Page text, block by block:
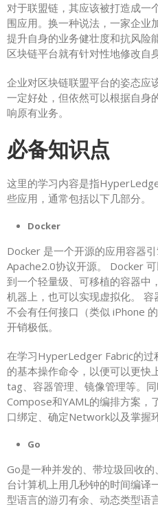
对于联盟链，其应该被打造成一
围应用。换一种说法，一家企业
提升自身的业务健壮度和抗风险
区块链平台就有针对性地修改自
企业对区块链联盟平台的姿态应
一定好处，但依然可以根据自身
响原有业务。
必备知识点
这里的学习内容是指
些应用，通常包括以下几部分。
Docker
Docker 是一个开源的应用容器
Apache2.0协议开源。 Docker
到一个轻量级、可移植的容器中
机器上，也可以实现虚拟化。
不会有任何接口（类似 iPhone
开销极低。
在学习HyperLedger Fabric的过
的基本操作命令，以便可以更快
tag、容器管理、镜像管理等。
Compose和YAML的编排方案，
口绑定、确定Network以及掌握
Go
Go是一种并发的、带垃圾回收
台计算机上用几秒钟的时间编译
型语言的游刃有余、动态类型语